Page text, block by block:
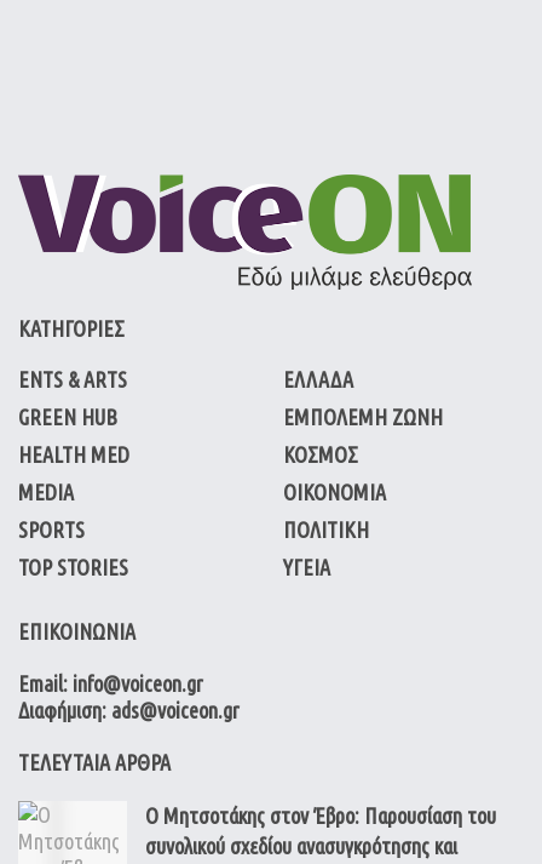
ΚΑΤΗΓΟΡΙΕΣ
ENTS & ARTS
GREEN HUB
HEALTH MED
MEDIA
SPORTS
TOP STORIES
ΕΛΛΑΔΑ
ΕΜΠΟΛΕΜΗ ΖΩΝΗ
ΚΟΣΜΟΣ
ΟΙΚΟΝΟΜΙΑ
ΠΟΛΙΤΙΚΗ
ΥΓΕΙΑ
ΕΠΙΚΟΙΝΩΝΙΑ
Email: info@voiceon.gr
Διαφήμιση: ads@voiceon.gr
ΤΕΛΕΥΤΑΙΑ ΑΡΘΡΑ
Ο Μητσοτάκης στον Έβρο: Παρουσίαση του
συνολικού σχεδίου ανασυγκρότησης και